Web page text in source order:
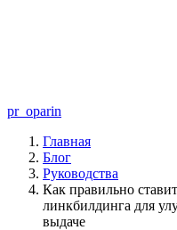
pr_oparin
Главная
Блог
Руководства
Как правильно
линкбилдинга для
выдаче